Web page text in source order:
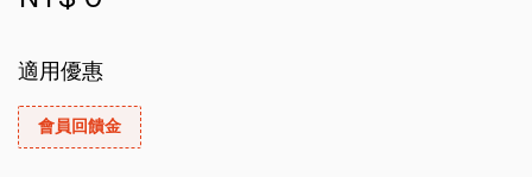
適用優惠
會員回饋金